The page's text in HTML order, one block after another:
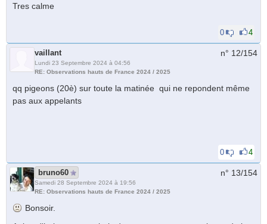
Tres calme
0 4
vaillant
Lundi 23 Septembre 2024 à 04:56
RE: Observations hauts de France 2024 / 2025
n° 12/154
qq pigeons (20è) sur toute la matinée qui ne repondent même
pas aux appelants
0 4
bruno60
Samedi 28 Septembre 2024 à 19:56
RE: Observations hauts de France 2024 / 2025
n° 13/154
Bonsoir.